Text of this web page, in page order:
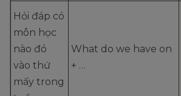
Hỏi đáp có
môn học
nào đó
vào thứ
mấy trong
What do we have on
+ …